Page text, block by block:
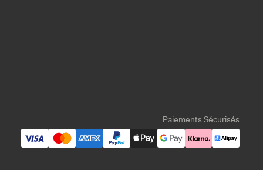
Paiements Sécurisés